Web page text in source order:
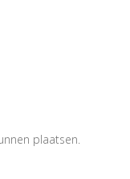
plaatsen.